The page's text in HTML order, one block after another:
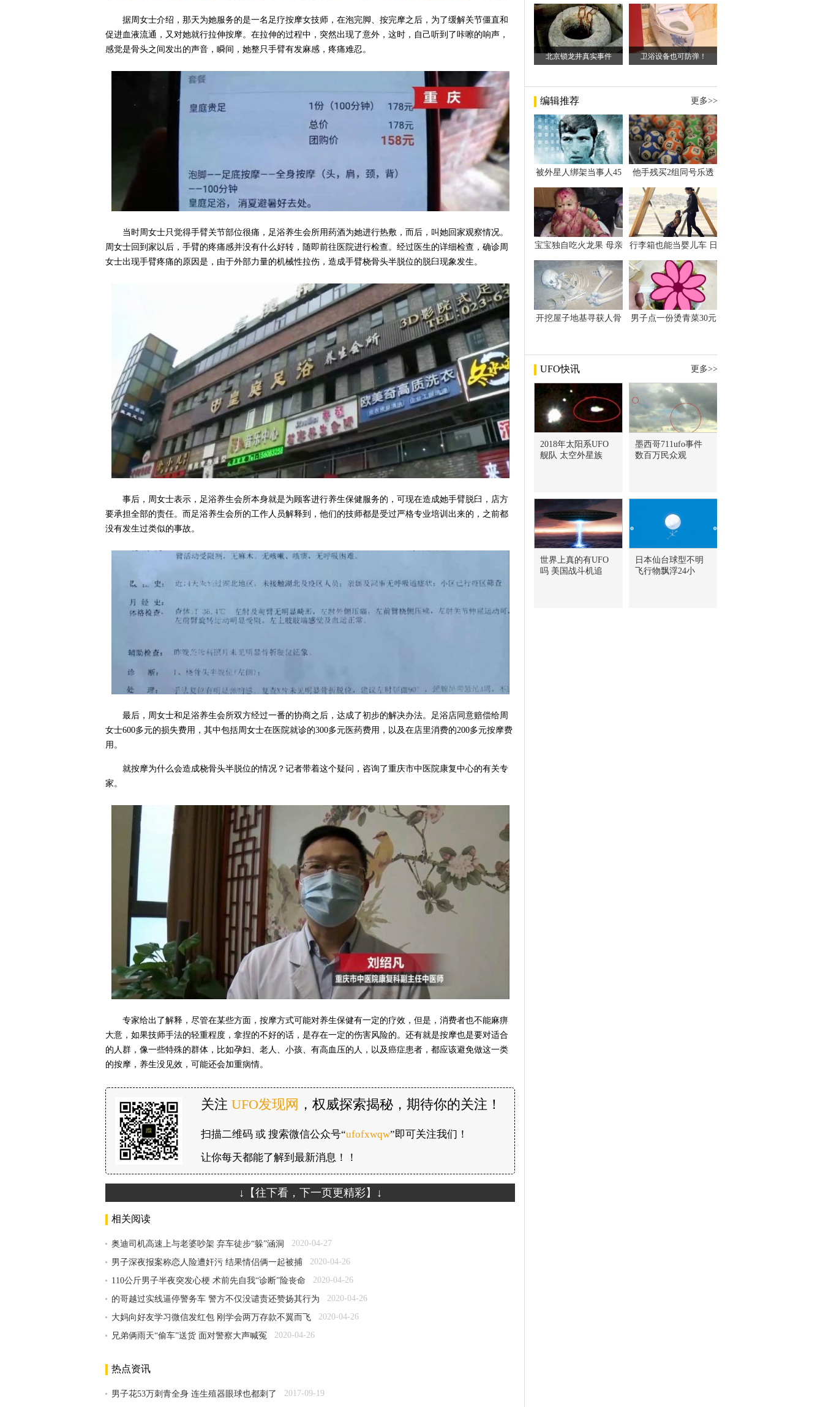
据周女士介绍，那天为她服务的是一名足疗按摩女技师，在泡完脚、按完摩之后，为了缓解关节僵直和
促进血液流通，又对她就行拉伸按摩。在拉伸的过程中，突然出现了意外，这时，自己听到了咔嚓的响声，
感觉是骨头之间发出的声音，瞬间，她整只手臂有发麻感，疼痛难忍。
当时周女士只觉得手臂关节部位很痛，足浴养生会所用药酒为她进行热敷，而后，叫她回家观察情况。
周女士回到家以后，手臂的疼痛感并没有什么好转，随即前往医院进行检查。经过医生的详细检查，确诊周
女士出现手臂疼痛的原因是，由于外部力量的机械性拉伤，造成手臂桡骨头半脱位的脱臼现象发生。
事后，周女士表示，足浴养生会所本身就是为顾客进行养生保健服务的，可现在造成她手臂脱臼，店方
要承担全部的责任。而足浴养生会所的工作人员解释到，他们的技师都是受过严格专业培训出来的，之前都
没有发生过类似的事故。
最后，周女士和足浴养生会所双方经过一番的协商之后，达成了初步的解决办法。足浴店同意赔偿给周
女士600多元的损失费用，其中包括周女士在医院就诊的300多元医药费用，以及在店里消费的200多元按摩费
用。
就按摩为什么会造成桡骨头半脱位的情况？记者带着这个疑问，咨询了重庆市中医院康复中心的有关专
家。
专家给出了解释，尽管在某些方面，按摩方式可能对养生保健有一定的疗效，但是，消费者也不能麻痹
大意，如果技师手法的轻重程度，拿捏的不好的话，是存在一定的伤害风险的。还有就是按摩也是要对适合
的人群，像一些特殊的群体，比如孕妇、老人、小孩、有高血压的人，以及癌症患者，都应该避免做这一类
的按摩，养生没见效，可能还会加重病情。
关注 UFO发现网 ，权威探索揭秘，期待你的关注！
扫描二维码 或 搜索微信公众号“ufofxwqw”即可关注我们！
让你每天都能了解到最新消息！！
↓【往下看，下一页更精彩】↓
相关阅读
奥迪司机高速上与老婆吵架 弃车徒步“躲”涵洞 2020-04-27
男子深夜报案称恋人险遭奸污 结果情侣俩一起被捕 2020-04-26
110公斤男子半夜突发心梗 术前先自我“诊断”险丧命 2020-04-26
的哥越过实线逼停警务车 警方不仅没谴责还赞扬其行为 2020-04-26
大妈向好友学习微信发红包 刚学会两万存款不翼而飞 2020-04-26
兄弟俩雨天“偷车”送货 面对警察大声喊冤 2020-04-26
热点资讯
男子花53万刺青全身 连生殖器眼球也都刺了 2017-09-19
北京锁龙井真实事件 卫浴设备也可防弹！
编辑推荐 更多>>
被外星人绑架当事人45
斯卡古拉事件
他手残买2组同号乐透
万
宝宝独自吃火龙果 母亲
行李箱也能当婴儿车 日
开挖屋子地基寻获人骨
男子点一份烫青菜30元
UFO快讯 更多>>
2018年太阳系UFO
舰队 太空外星族
墨西哥711ufo事件
数百万民众观
世界上真的有UFO
吗 美国战斗机追
日本仙台球型不明
飞行物飘浮24小